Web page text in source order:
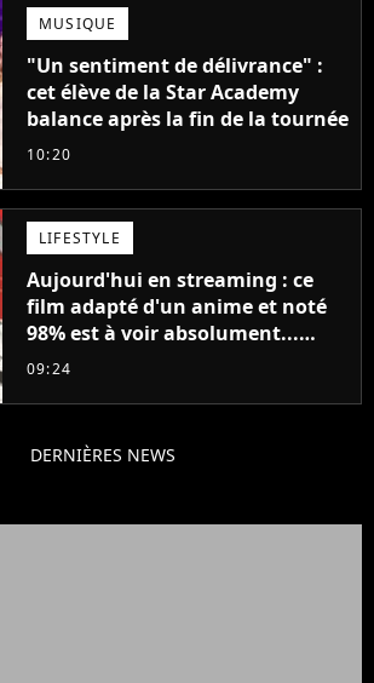
MUSIQUE
"Un sentiment de délivrance" :
cet élève de la Star Academy
balance après la fin de la tournée
10:20
LIFESTYLE
Aujourd'hui en streaming : ce
film adapté d'un anime et noté
98% est à voir absolument...
sinon vous ne comprendrez plus
09:24
DERNIÈRES NEWS